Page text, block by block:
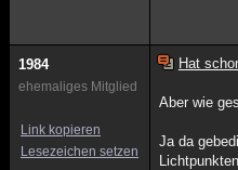
1984
ehemaliges Mitglied
Link kopieren
Lesezeichen setzen
Hat
Aber wie
Ja da